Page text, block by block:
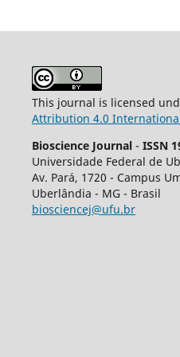
This journal is licensed
Attribution 4.0
Bioscience Journal - ISSN
Universidade Federal de
Av. Pará, 1720 - Campus
Uberlândia - MG - Brasil
biosciencej@ufu.br